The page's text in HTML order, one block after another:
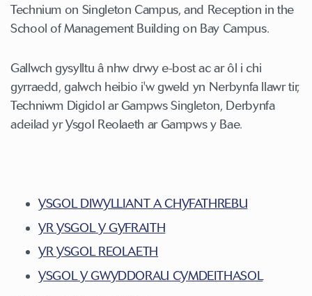
Technium on Singleton Campus, and Reception in the
School of Management Building on Bay Campus.
Gallwch gysylltu â nhw drwy e-bost ac ar ôl i chi
gyrraedd, galwch heibio i'w gweld yn Nerbynfa llawr tir,
Techniwm Digidol ar Gampws Singleton, Derbynfa
adeilad yr Ysgol Reolaeth ar Gampws y Bae.
YSGOL DIWYLLIANT A CHYFATHREBU
YR YSGOL Y GYFRAITH
YR YSGOL REOLAETH
YSGOL Y GWYDDORAU CYMDEITHASOL